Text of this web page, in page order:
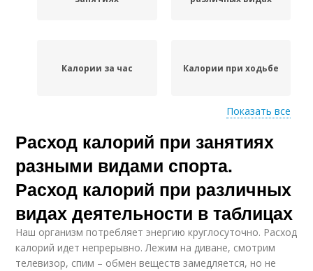
Калории за час Калории при ходьбе
физических
Человек в калориях
Калории по
профессиям
Калории при разных
Показать все
Расход калорий при занятиях
разными видами спорта.
Расход калорий при различных
видах деятельности в таблицах
Наш организм потребляет энергию круглосуточно. Расход
калорий идет непрерывно. Лежим на диване, смотрим
телевизор, спим – обмен веществ замедляется, но не